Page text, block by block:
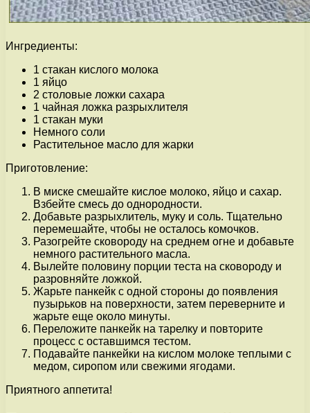
Ингредиенты:
1 стакан кислого молока
1 яйцо
2 столовые ложки сахара
1 чайная ложка разрыхлителя
1 стакан муки
Немного соли
Растительное масло для жарки
Приготовление:
В миске смешайте кислое молоко, яйцо и сахар.
Взбейте смесь до однородности.
Добавьте разрыхлитель, муку и соль. Тщательно
перемешайте, чтобы не осталось комочков.
Разогрейте сковороду на среднем огне и добавьте
немного растительного масла.
Вылейте половину порции теста на сковороду и
разровняйте ложкой.
Жарьте панкейк с одной стороны до появления
пузырьков на поверхности, затем переверните и
жарьте еще около минуты.
Переложите панкейк на тарелку и повторите
процесс с оставшимся тестом.
Подавайте панкейки на кислом молоке теплыми с
медом, сиропом или свежими ягодами.
Приятного аппетита!